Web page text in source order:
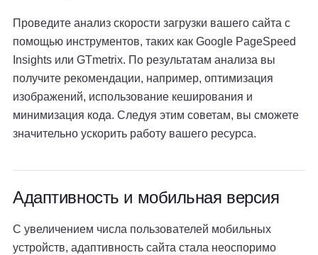
Проведите анализ скорости загрузки вашего сайта с
помощью инструментов, таких как Google PageSpeed
Insights или GTmetrix. По результатам анализа вы
получите рекомендации, например, оптимизация
изображений, использование кеширования и
минимизация кода. Следуя этим советам, вы сможете
значительно ускорить работу вашего ресурса.
Адаптивность и мобильная версия
С увеличением числа пользователей мобильных
устройств, адаптивность сайта стала неоспоримо